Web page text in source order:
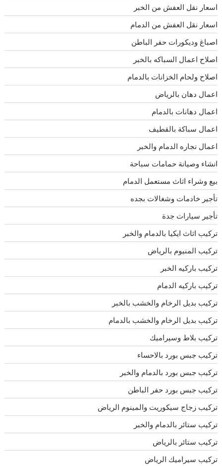
اسعار نقل العفش من الخبر
اسعار نقل العفش من الدمام
اصباغ وديكورات حفر الباطن
اصلاح اعمال السباكه بالخبر
اصلاح ولحام الخزانات بالدمام
اعمال دهان بالرياض
اعمال دهانات بالدمام
اعمال سباكة بالقطيف
اعمال نجاره الدمام والخبر
انشاء وصيانة حمامات سباحة
بيع وشراء اثاث مستعمل الدمام
تأجير خادمات وشغالات بجده
تأجير سيارات جدة
تركيب اثاث ايكيا بالدمام والخبر
تركيب المنيوم بالرياض
تركيب باركيه الخبر
تركيب باركيه الدمام
تركيب بديل الرخام والخشب بالخبر
تركيب بديل الرخام والخشب بالدمام
تركيب بلاط وسيراميك
تركيب جبس بورد بالاحساء
تركيب جبس بورد بالدمام والخبر
تركيب جبس بورد حفر الباطن
تركيب زجاج سيكوريت والمينوم الرياض
تركيب ستائر بالدمام والخبر
تركيب ستائر بالرياض
تركيب سيراميك الرياض